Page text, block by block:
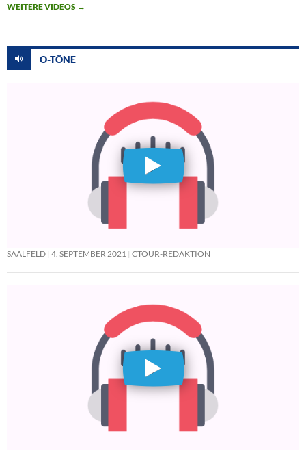
WEITERE VIDEOS →
O-TÖNE
SAALFELD 4. SEPTEMBER 2021 CTOUR-REDAKTION